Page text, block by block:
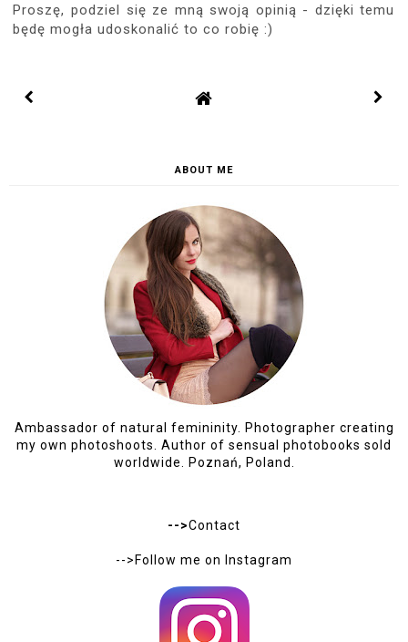
Proszę, podziel się ze mną swoją opinią - dzięki temu
będę mogła udoskonalić to co robię :)
ABOUT ME
Ambassador of natural femininity. Photographer creating
my own photoshoots. Author of sensual photobooks sold
worldwide. Poznań, Poland.
-->Contact
-->Follow me on Instagram